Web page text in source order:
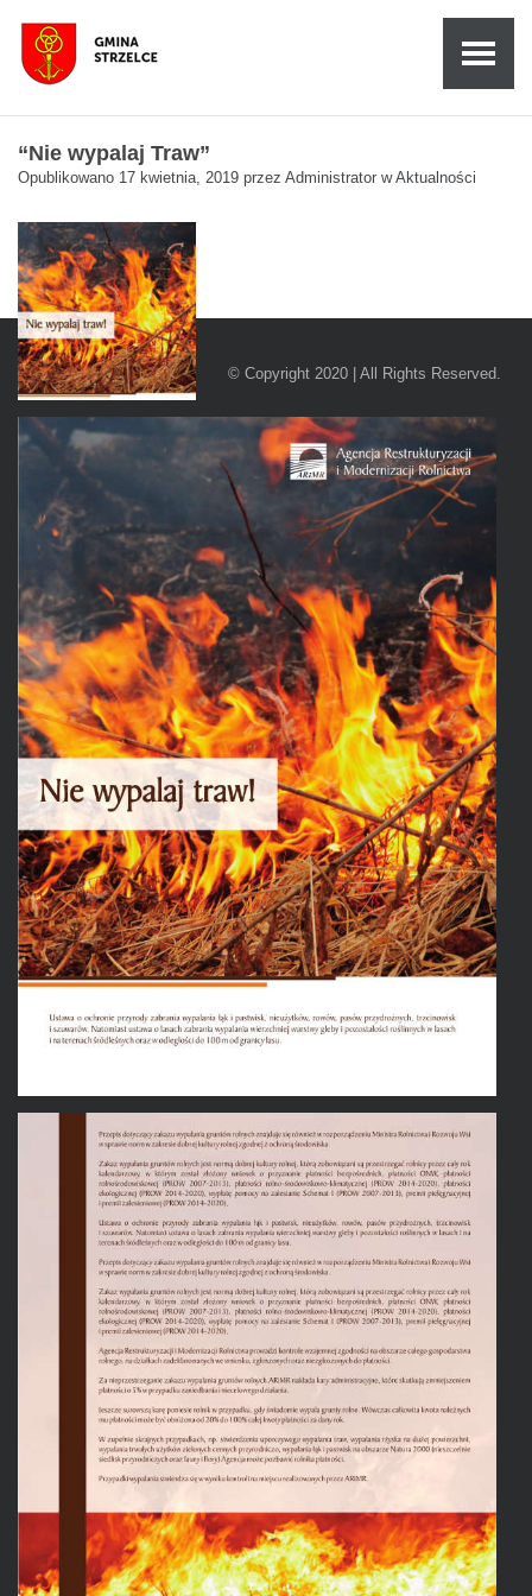
“Nie wypalaj Traw”
Opublikowano 17 kwietnia, 2019 przez Administrator wAktualności
© Copyright 2020 | All Rights Reserved.